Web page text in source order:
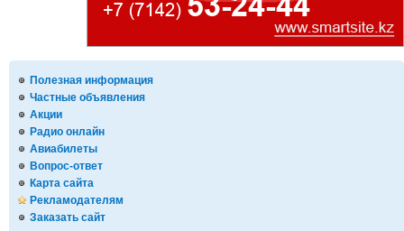
Полезная информация
Частные объявления
Акции
Радио онлайн
Авиабилеты
Вопрос-ответ
Карта сайта
Рекламодателям
Заказать сайт